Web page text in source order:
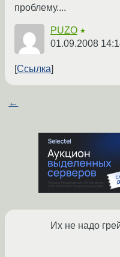
проблему....
PUZO ★
01.09.2008
Ссылка
←
Их не надо